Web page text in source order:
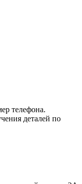
телефона.
деталей по